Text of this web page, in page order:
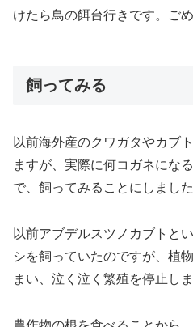
けたら鳥の餌台行きです。ご
飼ってみる
以前海外産のクワガタやカブ
ますが、実際に何コガネにな
で、飼ってみることにしました
以前アブデルスツノカブトと
シを飼っていたのですが、植
まい、泣く泣く繁殖を停止しま